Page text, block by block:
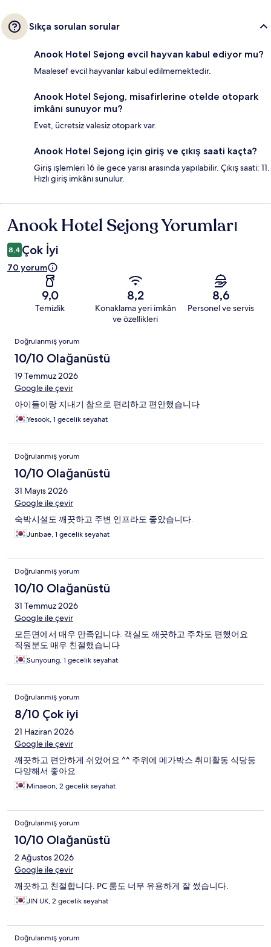
Sıkça sorulan sorular
Anook Hotel Sejong evcil hayvan kabul ediyor mu?
Maalesef evcil hayvanlar kabul edilmemektedir.
Anook Hotel Sejong, misafirlerine otelde otopark
imkânı sunuyor mu?
Evet, ücretsiz valesiz otopark var.
Anook Hotel Sejong için giriş ve çıkış saati kaçta?
Giriş işlemleri 16 ile gece yarısı arasında yapılabilir. Çıkış saati: 11.
Hızlı giriş imkânı sunulur.
Yorumlar
Anook Hotel Sejong Yorumları
8,4 Çok İyi
70 yorum
9,0
Temizlik
8,2
Konaklama yeri imkân
ve özellikleri
8,6
Personel ve servis
Yorumlar
Doğrulanmış yorum
10/10 Olağanüstü
19 Temmuz 2026
Google ile çevir
아이들이랑 지내기 참으로 편리하고 편안했습니다
Yesook, 1 gecelik seyahat
Doğrulanmış yorum
10/10 Olağanüstü
31 Mayıs 2026
Google ile çevir
숙박시설도 깨끗하고 주변 인프라도 좋았습니다.
Junbae, 1 gecelik seyahat
Doğrulanmış yorum
10/10 Olağanüstü
31 Temmuz 2026
Google ile çevir
모든면에서 매우 만족입니다. 객실도 깨끗하고 주차도 편했어요
직원분도 매우 친절했습니다
Sunyoung, 1 gecelik seyahat
Doğrulanmış yorum
8/10 Çok iyi
21 Haziran 2026
Google ile çevir
깨끗하고 편안하게 쉬었어요 ^^ 주위에 메가박스 취미활동 식당등
다양해서 좋아요
Minaeon, 2 gecelik seyahat
Doğrulanmış yorum
10/10 Olağanüstü
2 Ağustos 2026
Google ile çevir
깨끗하고 친절합니다. PC 룸도 너무 유용하게 잘 썼습니다.
JIN UK, 2 gecelik seyahat
Doğrulanmış yorum